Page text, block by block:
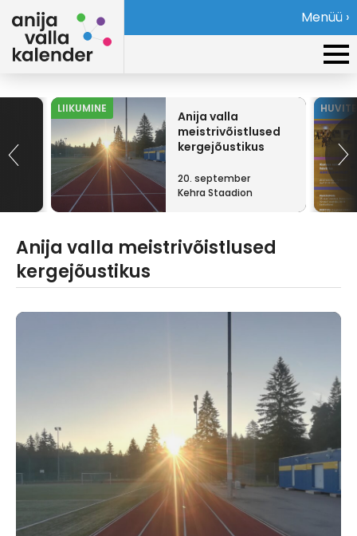
Menüü ›
LIIKUMINE
Anija valla
meistrivõistlused
kergejõustikus
20. september
Kehra Staadion
Anija valla meistrivõistlused
kergejõustikus